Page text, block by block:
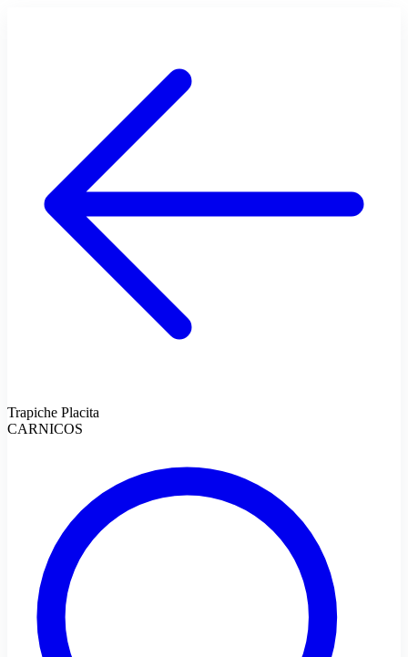
Trapiche Placita
CARNICOS